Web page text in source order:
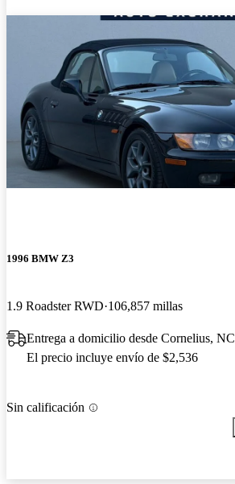
1996 BMW Z3
1.9 Roadster RWD 106,857 millas
Entrega a domicilio desde Cornelius, NC
El precio incluye envío de $2,536
Sin calificación